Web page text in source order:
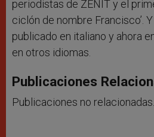
periodistas de ZENIT y el
ciclón de nombre Francisco’.
publicado en italiano y ahora
en otros idiomas.
Publicaciones
Publicaciones no relacionadas.